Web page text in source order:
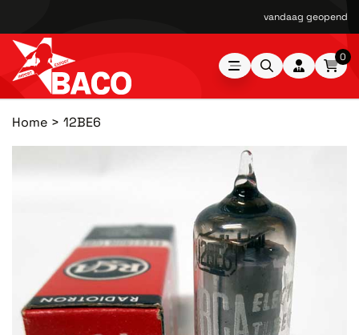
vandaag geopend
0
Home 12BE6